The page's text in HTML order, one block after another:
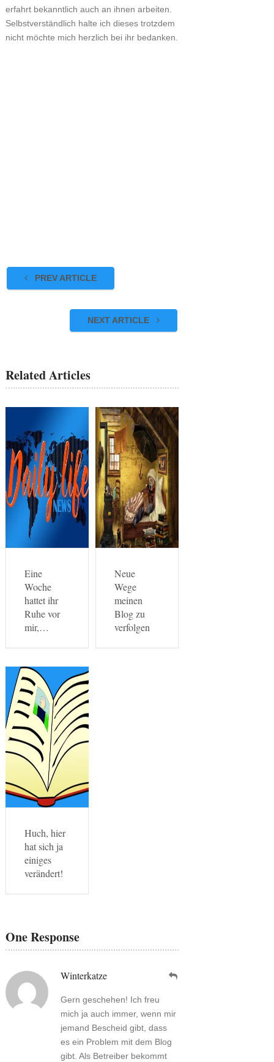
erfahrt bekanntlich auch an ihnen arbeiten.
Selbstverständlich halte ich dieses trotzdem
nicht möchte mich herzlich bei ihr bedanken.
PREV ARTICLE
NEXT ARTICLE
Related Articles
Eine
Woche
hattet ihr
Ruhe vor
mir,…
Neue
Wege
meinen
Blog zu
verfolgen
Huch, hier
hat sich ja
einiges
verändert!
One Response
Winterkatze
Gern geschehen! Ich freu
mich ja auch immer, wenn mir
jemand Bescheid gibt, dass
es ein Problem mit dem Blog
gibt. Als Betreiber bekommt